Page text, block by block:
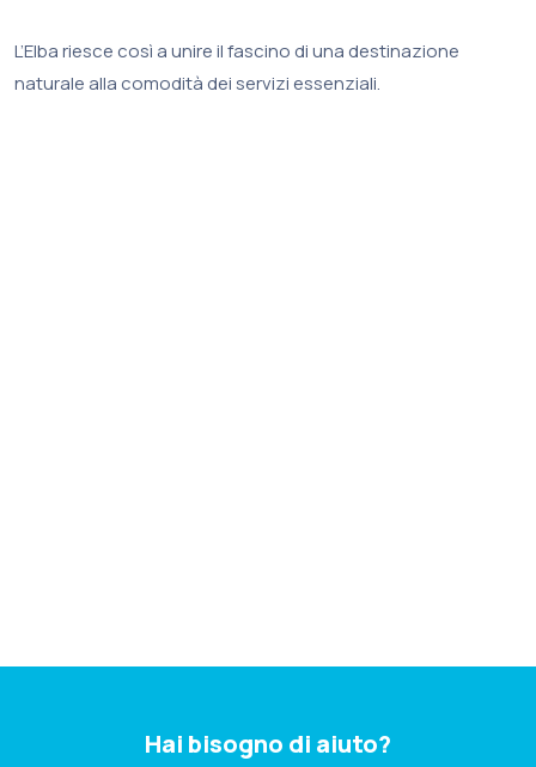
L’Elba riesce così a unire il fascino di una destinazione
naturale alla comodità dei servizi essenziali.
Hai bisogno di aiuto?